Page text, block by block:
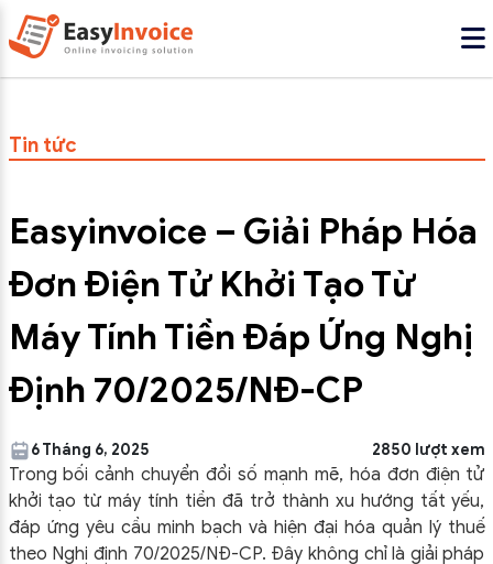
Tin tức
Easyinvoice – Giải Pháp Hóa
Đơn Điện Tử Khởi Tạo Từ
Máy Tính Tiền Đáp Ứng Nghị
Định 70/2025/NĐ-CP
6 Tháng 6, 2025 2850 lượt xem
Trong bối cảnh chuyển đổi số mạnh mẽ, hóa đơn điện tử
khởi tạo từ máy tính tiền đã trở thành xu hướng tất yếu,
đáp ứng yêu cầu minh bạch và hiện đại hóa quản lý thuế
theo Nghị định 70/2025/NĐ-CP. Đây không chỉ là giải pháp